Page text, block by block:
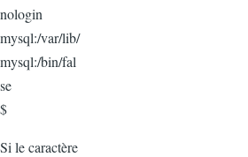
nologin
mysql:/var/lib/
mysql:/bin/fal
se
$
Si le caractère